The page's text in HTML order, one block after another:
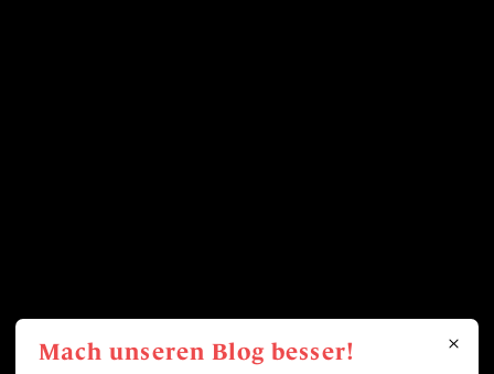
Mach unseren Blog besser!